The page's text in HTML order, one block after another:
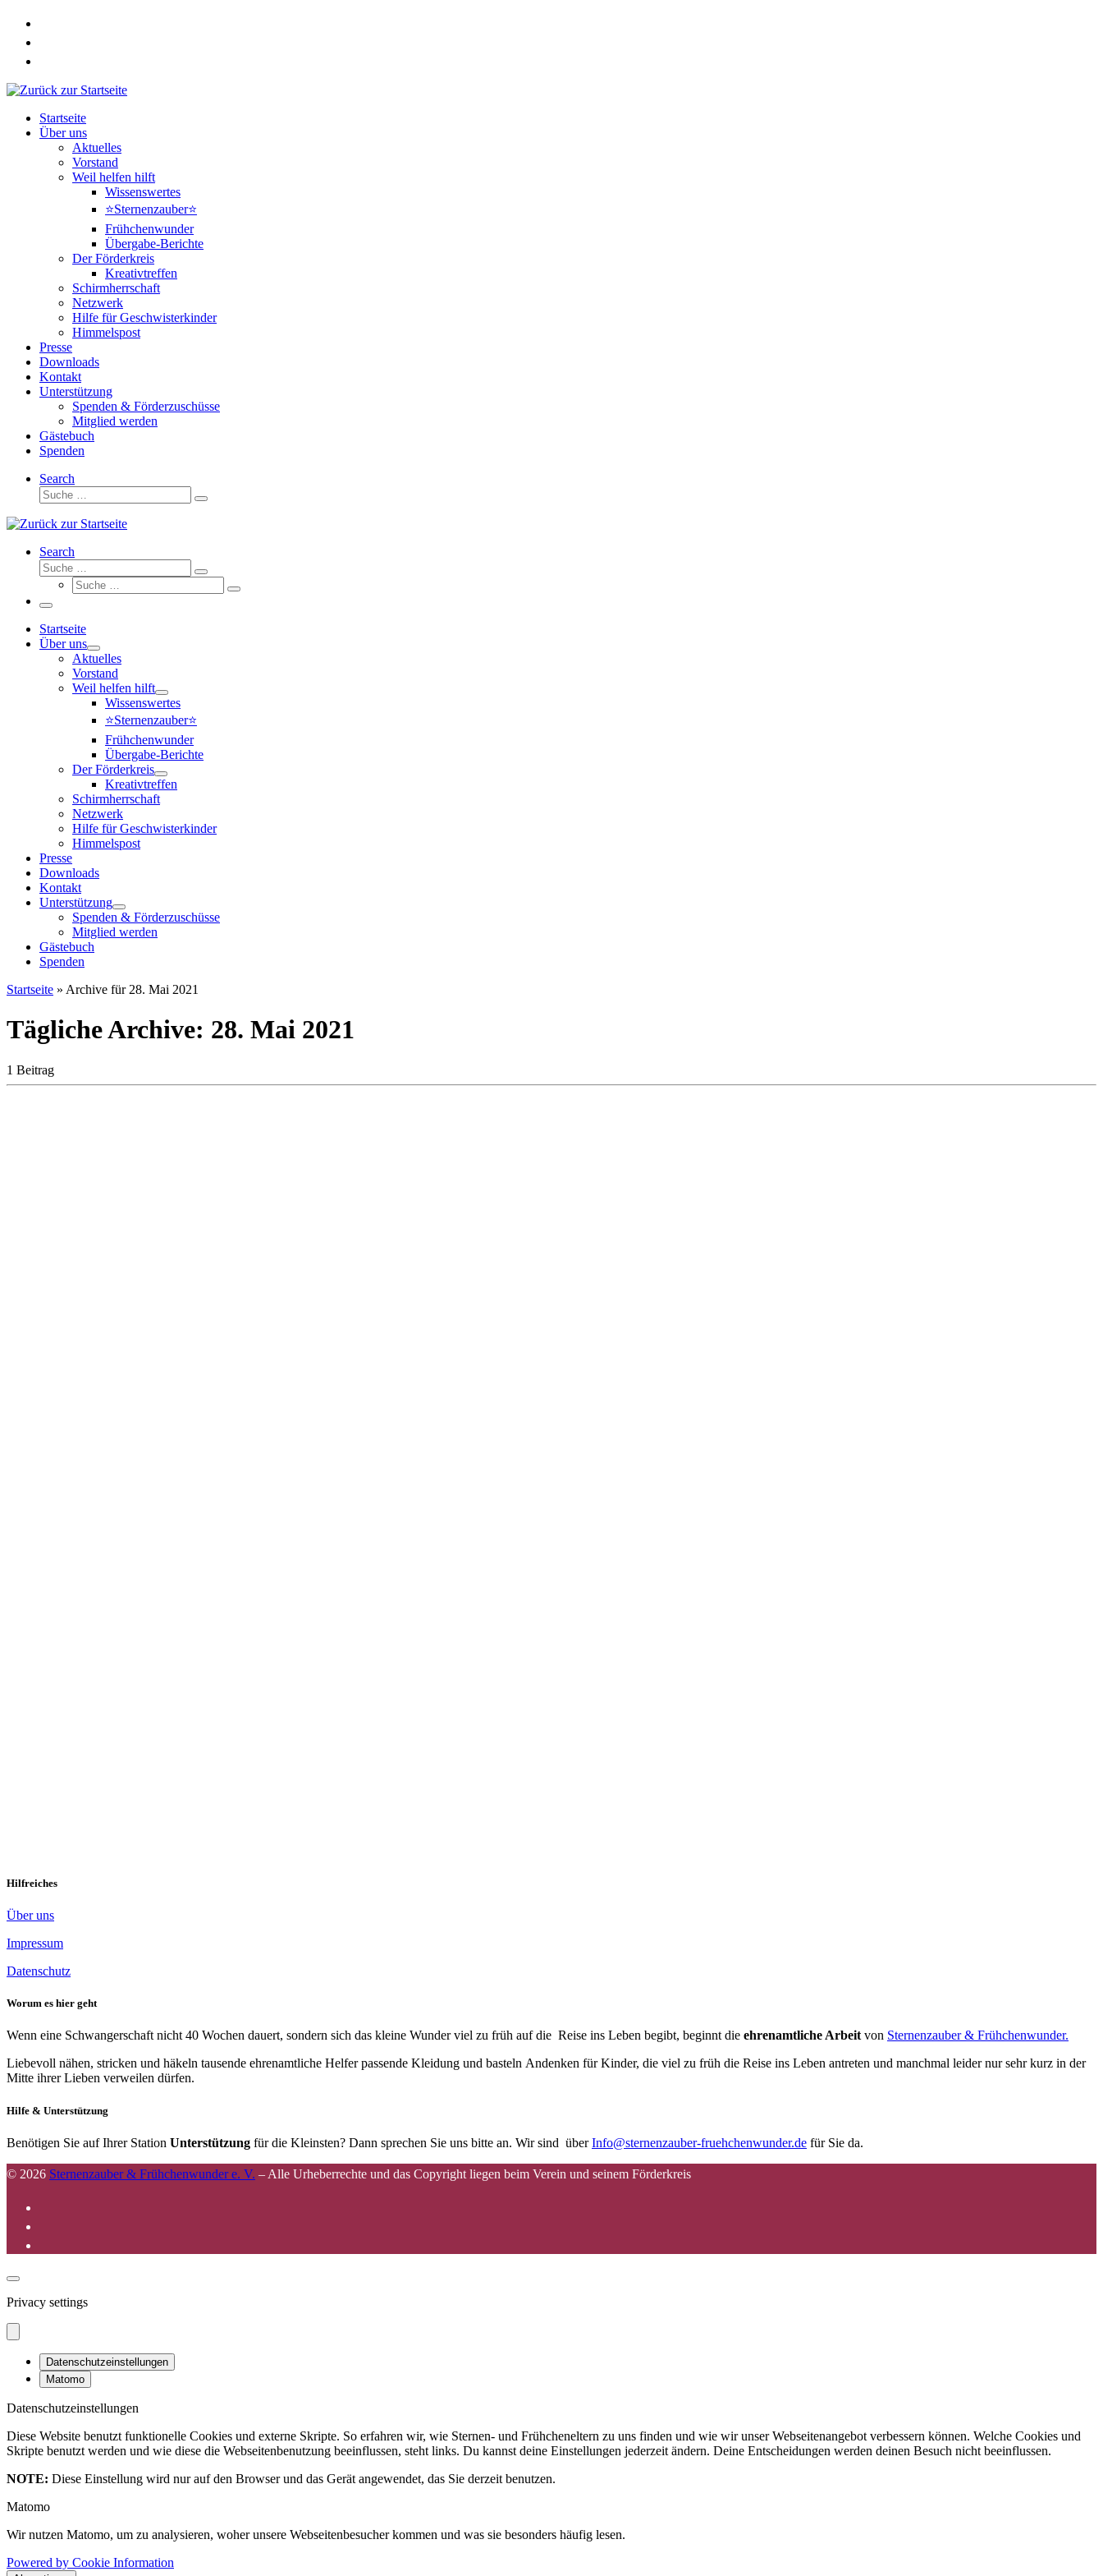
Zum
springen
Startseite
Über uns
Aktuelles
Vorstand
Weil helfen hilft
Wissenswertes
⭐Sternenzauber⭐
Frühchenwunder
Übergabe-Berichte
Der Förderkreis
Kreativtreffen
Schirmherrschaft
Netzwerk
Hilfe für Geschwisterkinder
Himmelspost
Presse
Downloads
Kontakt
Unterstützung
Spenden & Förderzuschüsse
Mitglied werden
Gästebuch
Spenden
Search
Suche
Suche
Search
Suche
Suche
Suche
Suche
Menü
Startseite
Über uns
Aktuelles
Vorstand
Weil helfen hilft
Wissenswertes
⭐Sternenzauber⭐
Frühchenwunder
Übergabe-Berichte
Der Förderkreis
Kreativtreffen
Schirmherrschaft
Netzwerk
Hilfe für Geschwisterkinder
Himmelspost
Presse
Downloads
Kontakt
Unterstützung
Spenden & Förderzuschüsse
Mitglied werden
Gästebuch
Spenden
Startseite » Archive für 28. Mai 2021
Tägliche Archive: 28. Mai 2021
1 Beitrag
Hilfreiches
Über uns
Impressum
Datenschutz
Worum es hier geht
Wenn eine Schwangerschaft nicht 40 Wochen dauert, sondern sich das kleine Wunder viel zu früh auf die Reise ins Leben begibt, beginnt die ehrenamtliche Arbeit von Sternenzauber & Frühchenwunder.
Liebevoll nähen, stricken und häkeln tausende ehrenamtliche Helfer passende Kleidung und basteln Andenken für Kinder, die viel zu früh die Reise ins Leben antreten und manchmal leider nur sehr kurz in der
Mitte ihrer Lieben verweilen dürfen.
Hilfe & Unterstützung
Benötigen Sie auf Ihrer Station Unterstützung für die Kleinsten? Dann sprechen Sie uns bitte an. Wir sind überInfo@sternenzauber-fruehchenwunder.de für Sie da.
© 2026 Sternenzauber & Frühchenwunder e. V. – Alle Urheberrechte und das Copyright liegen beim Verein und seinem Förderkreis
Privacy settings
Datenschutzeinstellungen
Matomo
Datenschutzeinstellungen
Diese Website benutzt funktionelle Cookies und externe Skripte. So erfahren wir, wie Sternen- und Frühcheneltern zu uns finden und wie wir unser Webseitenangebot verbessern können. Welche Cookies und
Skripte benutzt werden und wie diese die Webseitenbenutzung beeinflussen, steht links. Du kannst deine Einstellungen jederzeit ändern. Deine Entscheidungen werden deinen Besuch nicht beeinflussen.
NOTE: Diese Einstellung wird nur auf den Browser und das Gerät angewendet, das Sie derzeit benutzen.
Matomo
Wir nutzen Matomo, um zu analysieren, woher unsere Webseitenbesucher kommen und was sie besonders häufig lesen.
Powered by Cookie Information